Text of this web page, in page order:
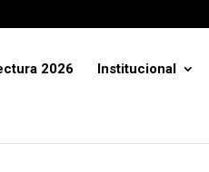
2026 Institucional